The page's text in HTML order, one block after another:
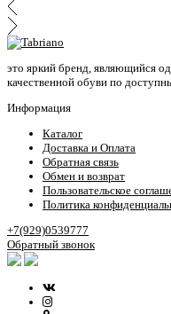
это яркий бренд, являющийся
качественной обуви по
Информация
Каталог
Доставка и Оплата
Обратная связь
Обмен и возврат
Пользовательское
Политика
+7(929)0539777
Обратный звонок